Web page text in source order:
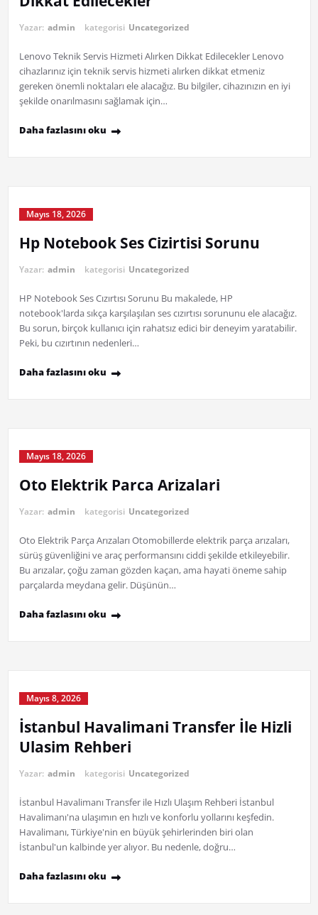
Yazar: admin kategorisi Uncategorized
Lenovo Teknik Servis Hizmeti Alırken Dikkat Edilecekler Lenovo
cihazlarınız için teknik servis hizmeti alırken dikkat etmeniz
gereken önemli noktaları ele alacağız. Bu bilgiler, cihazınızın en iyi
şekilde onarılmasını sağlamak için…
Daha fazlasını oku
Mayıs 18, 2026
Hp Notebook Ses Cizirtisi Sorunu
Yazar: admin kategorisi Uncategorized
HP Notebook Ses Cızırtısı Sorunu Bu makalede, HP
notebook'larda sıkça karşılaşılan ses cızırtısı sorununu ele alacağız.
Bu sorun, birçok kullanıcı için rahatsız edici bir deneyim yaratabilir.
Peki, bu cızırtının nedenleri…
Daha fazlasını oku
Mayıs 18, 2026
Oto Elektrik Parca Arizalari
Yazar: admin kategorisi Uncategorized
Oto Elektrik Parça Arızaları Otomobillerde elektrik parça arızaları,
sürüş güvenliğini ve araç performansını ciddi şekilde etkileyebilir.
Bu arızalar, çoğu zaman gözden kaçan, ama hayati öneme sahip
parçalarda meydana gelir. Düşünün…
Daha fazlasını oku
Mayıs 8, 2026
İstanbul Havalimani Transfer İle Hizli
Ulasim Rehberi
Yazar: admin kategorisi Uncategorized
İstanbul Havalimanı Transfer ile Hızlı Ulaşım Rehberi İstanbul
Havalimanı'na ulaşımın en hızlı ve konforlu yollarını keşfedin.
Havalimanı, Türkiye'nin en büyük şehirlerinden biri olan
İstanbul'un kalbinde yer alıyor. Bu nedenle, doğru…
Daha fazlasını oku